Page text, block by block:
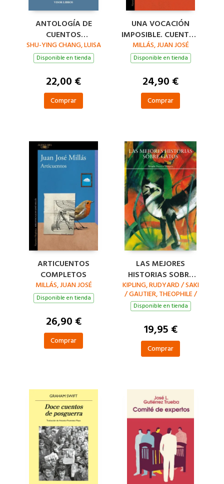
ANTOLOGÍA DE
CUENTOS
TAIWANESES
CONTEMPORÁNEOS
SHU-YING CHANG, LUISA
Disponible en tienda
22,00 €
Comprar
UNA VOCACIÓN
IMPOSIBLE. CUENTOS
COMPLETOS
MILLÁS, JUAN JOSÉ
Disponible en tienda
24,90 €
Comprar
ARTICUENTOS
COMPLETOS
MILLÁS, JUAN JOSÉ
Disponible en tienda
26,90 €
Comprar
LAS MEJORES
HISTORIAS SOBRE
GATOS
KIPLING, RUDYARD / SAKI
/ GAUTIER, THEOPHILE /
CABRERA INFANTE,
GUILLERMO / ZOLA,
HIGHSMITH, PATRICIA /
LEWIS, CARROLL
Disponible en tienda
19,95 €
Comprar